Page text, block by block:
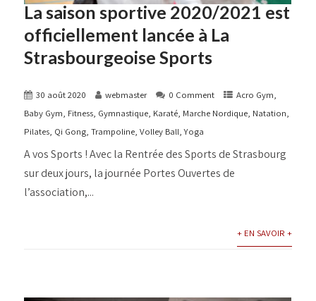
La saison sportive 2020/2021 est
officiellement lancée à La
Strasbourgeoise Sports
30 août 2020 webmaster 0 Comment Acro Gym,
Baby Gym, Fitness, Gymnastique, Karaté, Marche Nordique, Natation,
Pilates, Qi Gong,Trampoline,Volley Ball,Yoga
A vos Sports ! Avec la Rentrée des Sports de Strasbourg
sur deux jours, la journée Portes Ouvertes de
l’association,...
+ EN SAVOIR +